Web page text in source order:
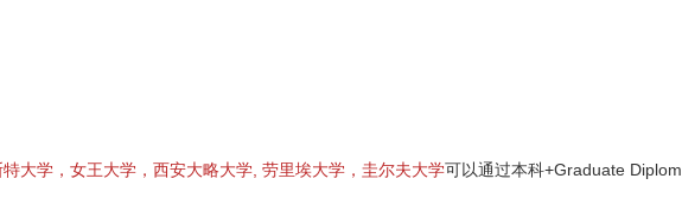
大学，女王大学，西安大略大学, 劳里埃大学，圭尔夫大学可以通过本科+Graduate